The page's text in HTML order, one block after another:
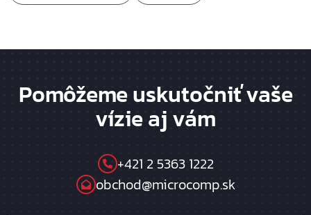
Pomôžeme uskutočniť vaše
vízie aj vám
+421 2 5363 1222
obchod@microcomp.sk